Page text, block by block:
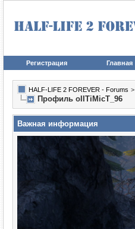
Регистрация Главная
HALF-LIFE 2 FOREVER - Forums >
Профиль oIITiMicT_96
Важная информация